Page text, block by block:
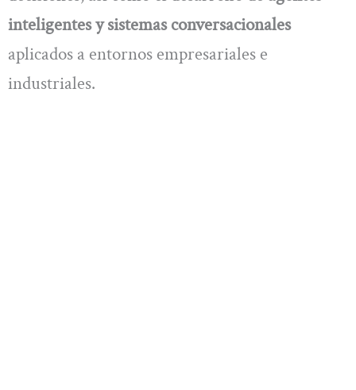
inteligentes y sistemas conversacionales
aplicados a entornos empresariales e
industriales.